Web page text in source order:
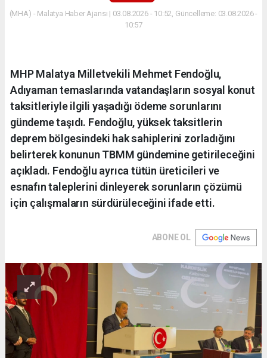
(MHA) - Malatya Haber Ajansı | 03.08.2026 - 10:52, Güncelleme: 03.08.2026 -
10:57
MHP Malatya Milletvekili Mehmet Fendoğlu,
Adıyaman temaslarında vatandaşların sosyal konut
taksitleriyle ilgili yaşadığı ödeme sorunlarını
gündeme taşıdı. Fendoğlu, yüksek taksitlerin
deprem bölgesindeki hak sahiplerini zorladığını
belirterek konunun TBMM gündemine getirileceğini
açıkladı. Fendoğlu ayrıca tütün üreticileri ve
esnafın taleplerini dinleyerek sorunların çözümü
için çalışmaların sürdürüleceğini ifade etti.
ABONE OL